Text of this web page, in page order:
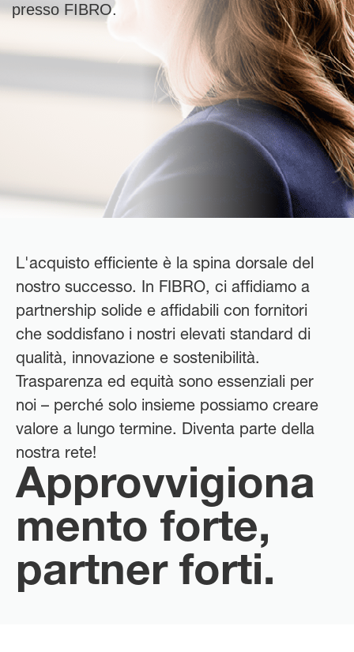
presso FIBRO.
L'acquisto efficiente è la spina dorsale del
nostro successo. In FIBRO, ci affidiamo a
partnership solide e affidabili con fornitori
che soddisfano i nostri elevati standard di
qualità, innovazione e sostenibilità.
Trasparenza ed equità sono essenziali per
noi – perché solo insieme possiamo creare
valore a lungo termine. Diventa parte della
nostra rete!
Approvvigiona
mento forte,
partner forti.